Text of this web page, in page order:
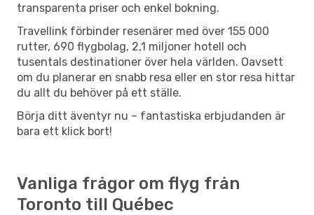
transparenta priser och enkel bokning.
Travellink förbinder resenärer med över 155 000
rutter, 690 flygbolag, 2,1 miljoner hotell och
tusentals destinationer över hela världen. Oavsett
om du planerar en snabb resa eller en stor resa hittar
du allt du behöver på ett ställe.
Börja ditt äventyr nu – fantastiska erbjudanden är
bara ett klick bort!
Vanliga frågor om flyg från
Toronto till Québec